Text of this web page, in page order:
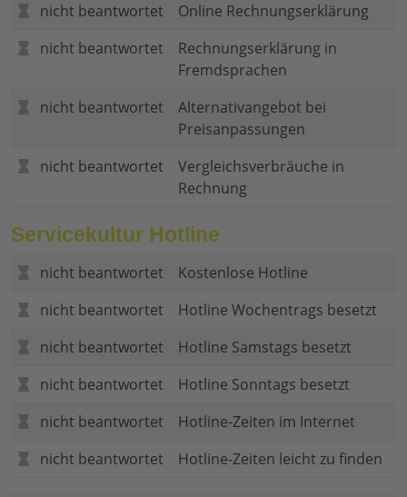
nicht beantwortet
Online Rechnungserklärung
nicht beantwortet
Rechnungserklärung in
Fremdsprachen
nicht beantwortet
Alternativangebot bei
Preisanpassungen
nicht beantwortet
Vergleichsverbräuche in
Rechnung
Servicekultur Hotline
nicht beantwortet
Kostenlose Hotline
nicht beantwortet
Hotline Wochentrags besetzt
nicht beantwortet
Hotline Samstags besetzt
nicht beantwortet
Hotline Sonntags besetzt
nicht beantwortet
Hotline-Zeiten im Internet
nicht beantwortet
Hotline-Zeiten leicht zu finden